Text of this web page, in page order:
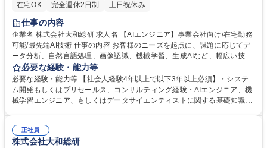
在宅OK
完全週休2日制 土日祝休み
仕事の内容
企業名 株式会社大和総研 求人名 【AIエンジニア】事業会社向け/在宅勤務
可能/最先端AI技術 仕事の内容 お客様のニーズを起点に、課題に応じてデ
ータ分析、自然言語処理、画像認識、機械学習、生成AIなど、幅広い技術
領域を組み合わせ、提案から設計、構築、運用設計、継続的な改善までを
一貫してお任せいたします。 【業務詳細】・AIに関する市場動向や技術の
調査・検証 ・営業担当と連携した、顧客のビジネスニーズに即したデータ
分析・利活用のコンサルティング・AI・データ分析基盤の設計・開発・運
におけるAI活用の推進・展開支援 募集職種 【AIエンジニア】事業会社向
け/在宅勤務可能/最先端AI技術
必要な経験・能力等
必要な経験・能力等 【社会人経験4年以上で以下3年以上必須】・システ
ム開発もしくはプリセールス、コンサルティング経験・AIエンジニア、機
械学習エンジニア、もしくはデータサイエンティストに関する基礎知識を
は国内大手企業が中心となり、プロジェクト規模やビジネスインパクトの
大きさは魅力の1つです。 ・お客様のビジネス変革やサステナビリティに
正社員
株式会社大和総研